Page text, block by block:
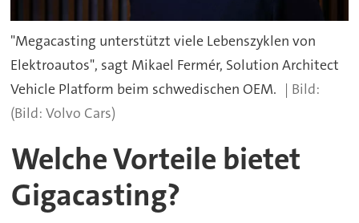
"Megacasting unterstützt viele Lebenszyklen von
Elektroautos", sagt Mikael Fermér, Solution Architect
Vehicle Platform beim schwedischen OEM.
(Bild: Volvo Cars)
Welche Vorteile bietet
Gigacasting?